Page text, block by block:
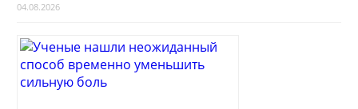
04.08.2026